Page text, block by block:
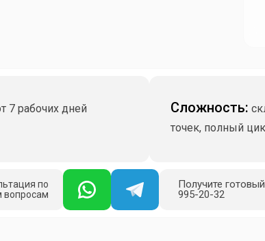
7 рабочих дней Сложность:
точек, полный
по
Получите
995-20-32